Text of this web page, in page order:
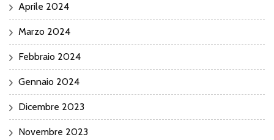
Aprile 2024
Marzo 2024
Febbraio 2024
Gennaio 2024
Dicembre 2023
Novembre 2023